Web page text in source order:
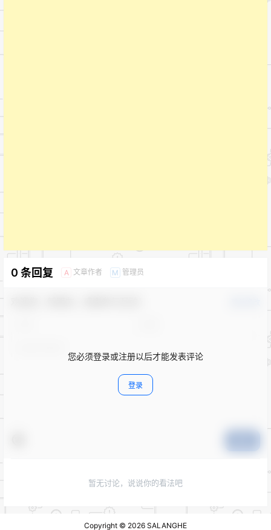
0 条回复 A 文章作者 M 管理员
您必须登录或注册以后才能发表评论
登录
暂无讨论，说说你的看法吧
Copyright © 2026 SALANGHE